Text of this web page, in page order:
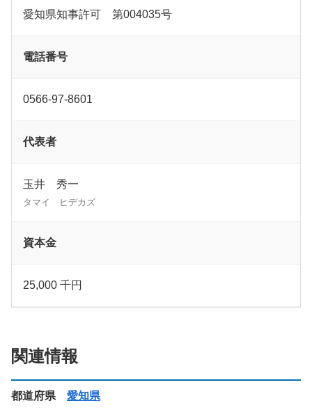
愛知県知事許可 第004035号
電話番号
0566-97-8601
代表者
玉井 秀一
タマイ ヒデカズ
資本金
25,000 千円
関連情報
都道府県 愛知県